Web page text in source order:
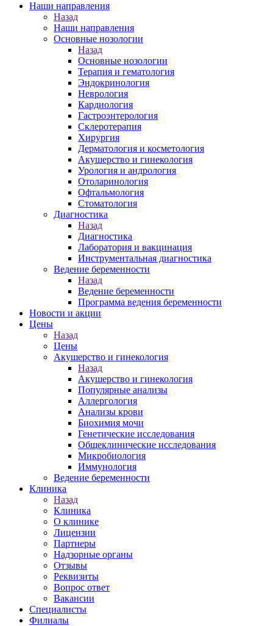
Наши направления
Назад
Наши направления
Основные нозологии
Назад
Основные нозологии
Терапия и гематология
Эндокринология
Неврология
Кардиология
Гастроэнтерология
Склеротерапия
Хирургия
Дерматология и косметология
Акушерство и гинекология
Урология и андрология
Отоларинология
Офтальмология
Стоматология
Диагностика
Назад
Диагностика
Лаборатория и вакцинация
Инструментальная диагностика
Ведение беременности
Назад
Ведение беременности
Программа ведения беременности
Новости и акции
Цены
Назад
Цены
Акушерство и гинекология
Назад
Акушерство и гинекология
Популярные анализы
Аллергология
Анализы крови
Биохимия мочи
Генетические исследования
Общеклинические исследования
Микробиология
Иммунология
Ведение беременности
Клиника
Назад
Клиника
О клинике
Лицензии
Партнеры
Надзорные органы
Отзывы
Реквизиты
Вопрос ответ
Вакансии
Специалисты
Филиалы